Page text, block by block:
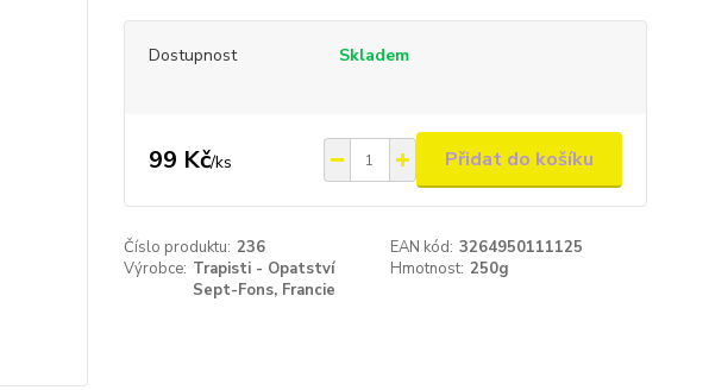
Dostupnost Skladem
99 Kč/ks Přidat do košíku
Číslo produktu: 236 EAN kód: 3264950111125
Výrobce: Trapisti - Opatství
Sept-Fons, Francie
Hmotnost: 250g